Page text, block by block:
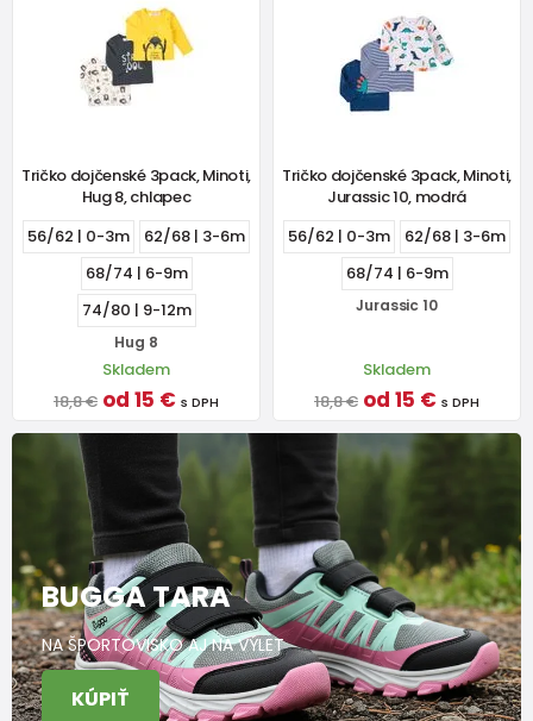
Tričko dojčenské 3pack, Minoti,
Hug 8, chlapec
56/62 | 0-3m
62/68 | 3-6m
68/74 | 6-9m
74/80 | 9-12m
Hug 8
Skladem
18,8 € od 15 € s DPH
Tričko dojčenské 3pack, Minoti,
Jurassic 10, modrá
56/62 | 0-3m
62/68 | 3-6m
68/74 | 6-9m
Jurassic 10
Skladem
18,8 € od 15 € s DPH
BUGGA TARA
NA ŠPORTOVISKO AJ NA VÝLET
KÚPIŤ